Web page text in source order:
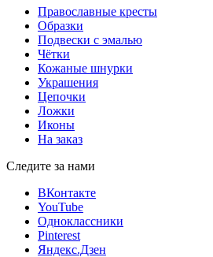
Православные кресты
Образки
Подвески с эмалью
Чётки
Кожаные шнурки
Украшения
Цепочки
Ложки
Иконы
На заказ
Следите за нами
ВКонтакте
YouTube
Одноклассники
Pinterest
Яндекс.Дзен